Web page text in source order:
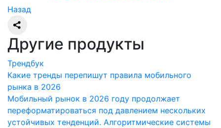
Назад
Другие продукты
Трендбук
Какие тренды перепишут правила мобильного
рынка в 2026
Мобильный рынок в 2026 году продолжает
переформатироваться под давлением нескольких
устойчивых тенденций. Алгоритмические системы